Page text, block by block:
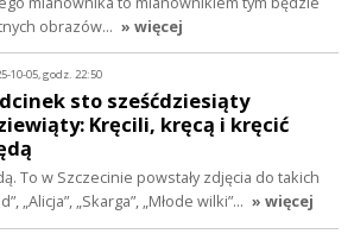
obrazów… » więcej
10-05, godz. 22:50
sto sześćdziesiąty
Kręcili, kręcą i kręcić
To w Szczecinie powstały zdjęcia do takich
„Alicja”, „Skarga”, „Młode wilki”… » więcej